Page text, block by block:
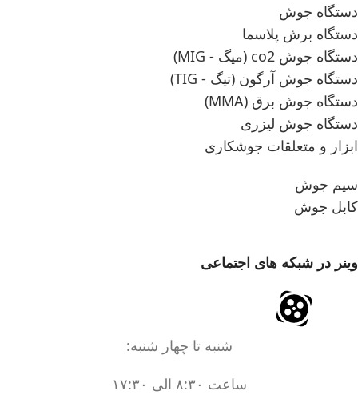
دستگاه جوش
دستگاه برش پلاسما
دستگاه جوش co2 (میگ - MIG)
دستگاه جوش آرگون (تیگ - TIG)
دستگاه جوش برق (MMA)
دستگاه جوش لیزری
ابزار و متعلقات جوشکاری
سیم جوش
کابل جوش
وینر در شبکه های اجتماعی
شنبه تا چهار شنبه:
ساعت ۸:۳۰ الی ۱۷:۳۰